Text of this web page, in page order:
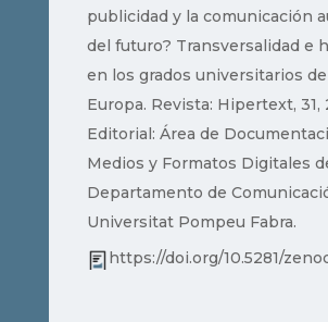
publicidad y la comunicación
del futuro? Transversalidad e
en los grados universitarios
Europa. Revista: Hipertext, 31,
Editorial: Área de
Medios y Formatos Digitales
Departamento de
Universitat Pompeu Fabra.
https://doi.org/10.5281/